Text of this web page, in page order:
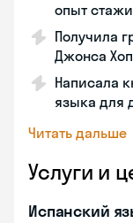
опыт
Получила
Джонса
Написала
языка для
Читать дальше
Услуги и
Испанский